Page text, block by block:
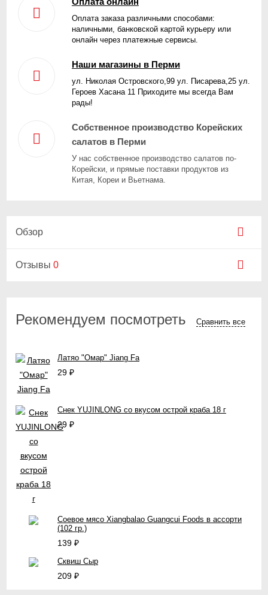
Оплата заказа различными способами:
наличными, банковской картой курьеру или
онлайн через платежные сервисы.
Наши магазины в Перми
ул. Николая Островского,99 ул. Писарева,25 ул.
Героев Хасана 11 Приходите мы всегда Вам
рады!
Собственное производство Корейских
салатов в Перми
У нас собственное производство салатов по-
Корейски, и прямые поставки продуктов из
Китая, Кореи и Вьетнама.
Обзор
Отзывы 0
Рекомендуем посмотреть Сравнить все
Латяо "Омар" Jiang Fa
29 ₽
Снек YUJINLONG со вкусом острой краба 18 г
29 ₽
Соевое мясо Xiangbalao Guangcui Foods в ассорти
(102 гр.)
139 ₽
Сквиш Сыр
209 ₽